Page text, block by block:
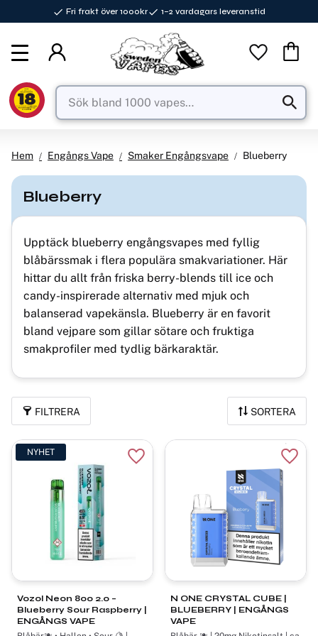
Fri frakt över 1000kr 1–2 vardagars leveranstid
Favoriter
Hem Engångs Vape Smaker Engångsvape Blueberry
Blueberry
Upptäck blueberry engångsvapes med fyllig
blåbärssmak i flera populära smakvariationer. Här
hittar du allt från friska berry-blends till ice och
candy-inspirerade alternativ med mjuk och
balanserad vapekänsla. Blueberry är en favorit
bland vejpare som gillar sötare och fruktiga
smakprofiler med tydlig bärkaraktär.
FILTRERA SORTERA
Vozol Neon 800 2.0 –
Blueberry Sour Raspberry |
ENGÅNGS VAPE
NYHET
Lägg till i favoriter
N ONE CRYSTAL CUBE |
BLUEBERRY | ENGÅNGS
VAPE